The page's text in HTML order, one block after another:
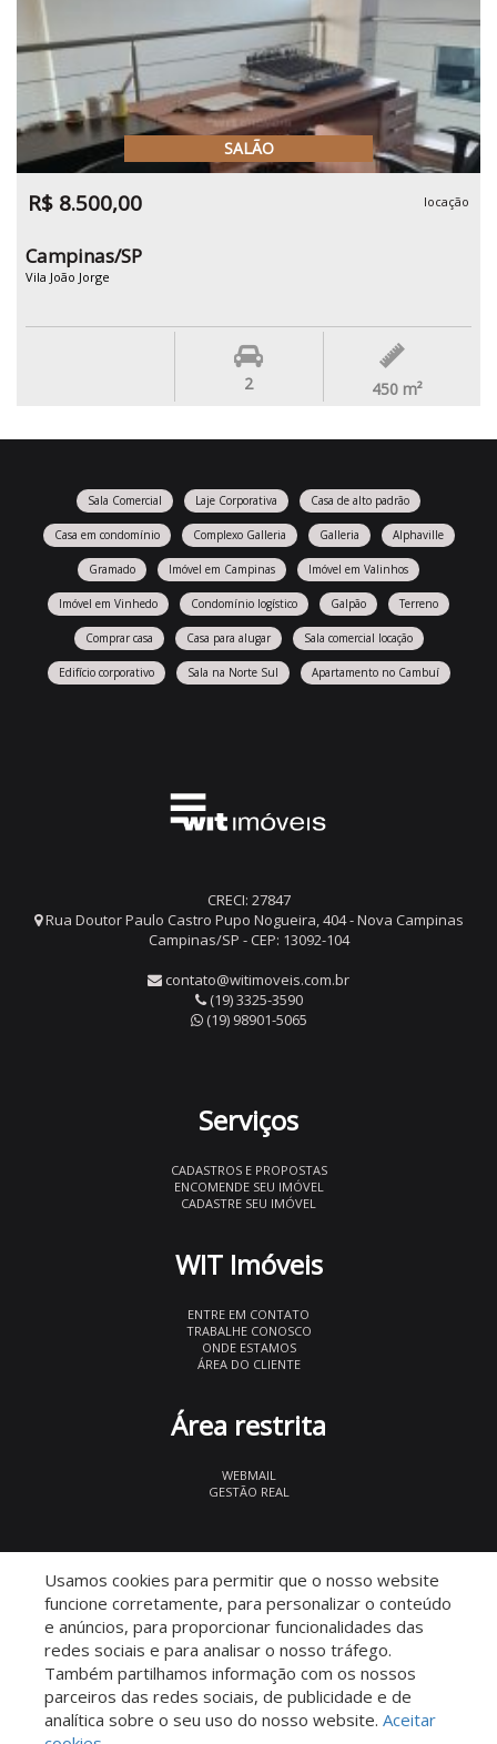
SALÃO
R$ 8.500,00 locação
Campinas/SP
Vila João Jorge
2 450 m²
Sala Comercial Laje Corporativa Casa de alto padrão
Casa em condomínio Complexo Galleria Galleria Alphaville
Gramado Imóvel em Campinas Imóvel em Valinhos
Imóvel em Vinhedo Condomínio logístico Galpão Terreno
Comprar casa Casa para alugar Sala comercial locação
Edifício corporativo Sala na Norte Sul Apartamento no Cambuí
CRECI: 27847
Rua Doutor Paulo Castro Pupo Nogueira, 404 - Nova Campinas
Campinas/SP - CEP: 13092-104
contato@witimoveis.com.br
(19) 3325-3590
(19) 98901-5065
Serviços
CADASTROS E PROPOSTAS
ENCOMENDE SEU IMÓVEL
CADASTRE SEU IMÓVEL
WIT Imóveis
ENTRE EM CONTATO
TRABALHE CONOSCO
ONDE ESTAMOS
ÁREA DO CLIENTE
Área restrita
WEBMAIL
GESTÃO REAL
Descomplicado por:
Usamos cookies para permitir que o nosso website
funcione corretamente, para personalizar o conteúdo
e anúncios, para proporcionar funcionalidades das
redes sociais e para analisar o nosso tráfego.
Também partilhamos informação com os nossos
parceiros das redes sociais, de publicidade e de
analítica sobre o seu uso do nosso website. Aceitar